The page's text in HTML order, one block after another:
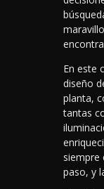
En este
diseño
planta,
tantas
siempre
paso, y